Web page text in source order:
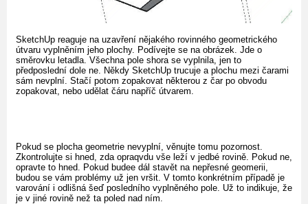
SketchUp reaguje na uzavření nějakého rovinného geometrického
útvaru vyplněním jeho plochy. Podívejte se na obrázek. Jde o
směrovku letadla. Všechna pole shora se vyplnila, jen to
předposlední dole ne. Někdy SketchUp trucuje a plochu mezi čarami
sám nevplní. Stačí potom zopakovat některou z čar po obvodu
zopakovat, nebo udělat čáru napříč útvarem.
Pokud se plocha geometrie nevyplní, věnujte tomu pozornost.
Zkontrolujte si hned, zda opraqvdu vše leží v jedbé rovině. Pokud ne,
opravte to hned. Pokud budee dál stavět na nepřesné geomerii,
budou se vám problémy už jen vršit. V tomto konkrétním případě je
varování i odlišná šeď posledního vyplněného pole. Už to indikuje, že
je v jiné rovině než ta poled nad ním.